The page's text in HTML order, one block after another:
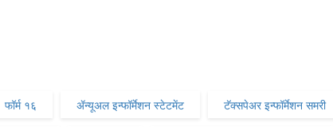
फॉर्म १६ ॲन्यूअल इन्फॉर्मेशन स्टेटमेंट टॅक्सपेअर इन्फॉर्मेशन समरी